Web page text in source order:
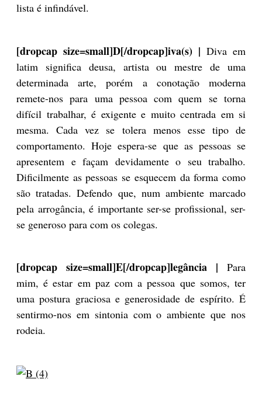
lista é infindável.
[dropcap size=small]D[/dropcap]iva(s) | Diva em
latim significa deusa, artista ou mestre de uma
determinada arte, porém a conotação moderna
remete-nos para uma pessoa com quem se torna
difícil trabalhar, é exigente e muito centrada em si
mesma. Cada vez se tolera menos esse tipo de
comportamento. Hoje espera-se que as pessoas se
apresentem e façam devidamente o seu trabalho.
Dificilmente as pessoas se esquecem da forma como
são tratadas. Defendo que, num ambiente marcado
pela arrogância, é importante ser-se profissional, ser-
se generoso para com os colegas.
[dropcap size=small]E[/dropcap]legância | Para
mim, é estar em paz com a pessoa que somos, ter
uma postura graciosa e generosidade de espírito. É
sentirmo-nos em sintonia com o ambiente que nos
rodeia.